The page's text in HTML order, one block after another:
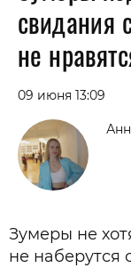
свидания
не
09 июня 13:09
Зумеры не
не наберутся